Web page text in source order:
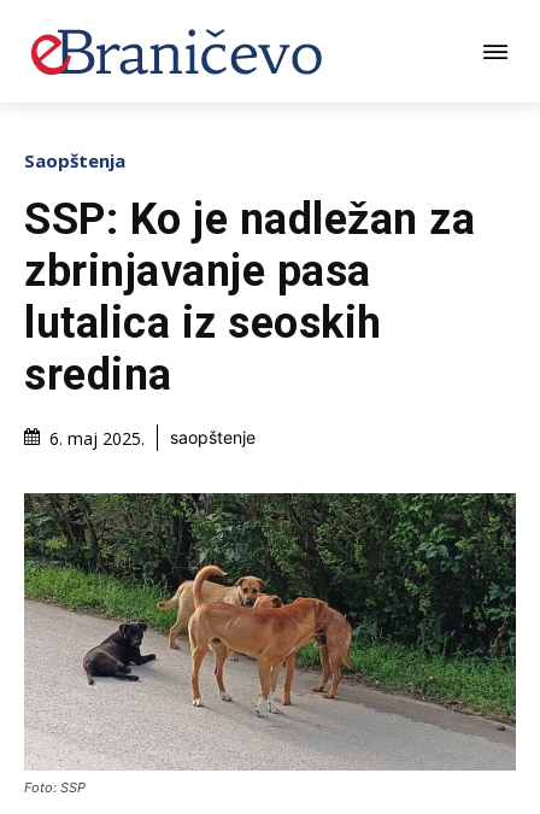
Saopštenja
SSP: Ko je nadležan za
zbrinjavanje pasa
lutalica iz seoskih
sredina
6. maj 2025. saopštenje
Foto: SSP